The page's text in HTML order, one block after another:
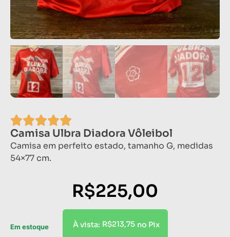
Camisa Ulbra Diadora Vôleibol
Camisa em perfeito estado, tamanho G, medidas
54×77 cm.
R$225,00
À vista: R$213,75 no Pix
Em estoque